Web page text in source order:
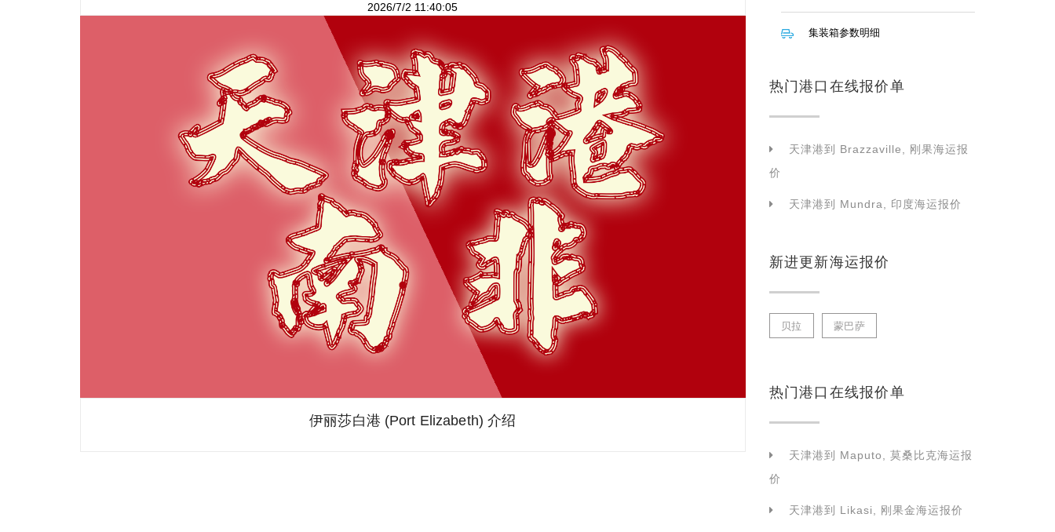
2026/7/2 11:40:05
伊丽莎白港 (Port Elizabeth) 介绍
集装箱参数明细
热门港口在线报价单
天津港到 Brazzaville, 刚果海运报
价
天津港到 Mundra, 印度海运报价
新进更新海运报价
贝拉 蒙巴萨
热门港口在线报价单
天津港到 Maputo, 莫桑比克海运报
价
天津港到 Likasi, 刚果金海运报价